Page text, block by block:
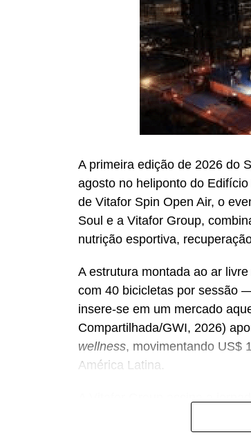
A primeira edição de 2026 do
agosto no heliponto do
de Vitafor Spin Open Air, o
Soul e a Vitafor Group,
nutrição esportiva,
A estrutura montada ao ar
com 40 bicicletas por sessão
insere-se em um mercado
Compartilhada/GWI, 2026)
wellness, movimentando US$
América Latina.
Alinhada à expansão do